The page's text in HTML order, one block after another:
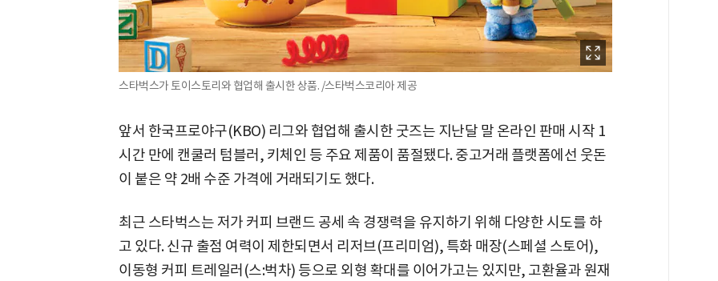
스타벅스가 토이스토리와 협업해 출시한 상품. /스타벅스코리아 제공
앞서 한국프로야구(KBO) 리그와 협업해 출시한 굿즈는 지난달 말 온라인 판매 시작 1
시간 만에 캔쿨러 텀블러, 키체인 등 주요 제품이 품절됐다. 중고거래 플랫폼에선 웃돈
이 붙은 약 2배 수준 가격에 거래되기도 했다.
최근 스타벅스는 저가 커피 브랜드 공세 속 경쟁력을 유지하기 위해 다양한 시도를 하
고 있다. 신규 출점 여력이 제한되면서 리저브(프리미엄), 특화 매장(스페셜 스토어),
이동형 커피 트레일러(스:벅차) 등으로 외형 확대를 이어가고는 있지만, 고환율과 원재